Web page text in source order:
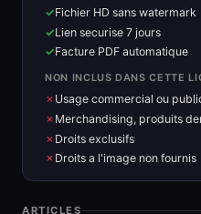
Fichier HD sans watermark
Lien securise 7 jours
Facture PDF automatique
NON INCLUS DANS CETTE
Usage commercial ou
Merchandising, produits
Droits exclusifs
Droits a l'image non fournis
ARTICLES